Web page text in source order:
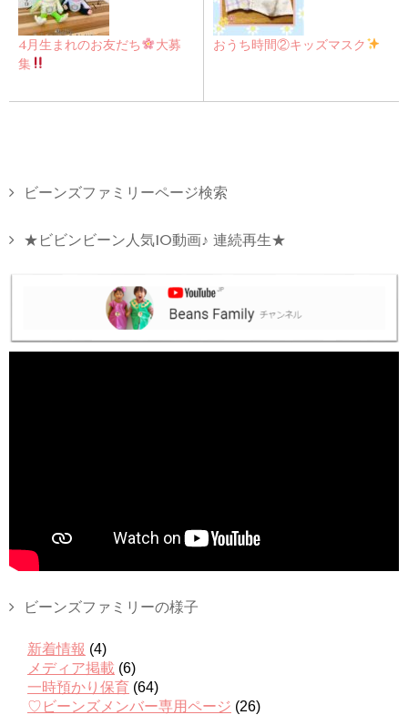
4月生まれのお友だち
大募
集
おうち時間②キッズマスク
ビーンズファミリーページ検索
★ビビンビーン人気10動画♪ 連続再生★
ビーンズファミリーの様子
新着情報 (4)
メディア掲載 (6)
一時預かり保育 (64)
♡ビーンズメンバー専用ページ (26)